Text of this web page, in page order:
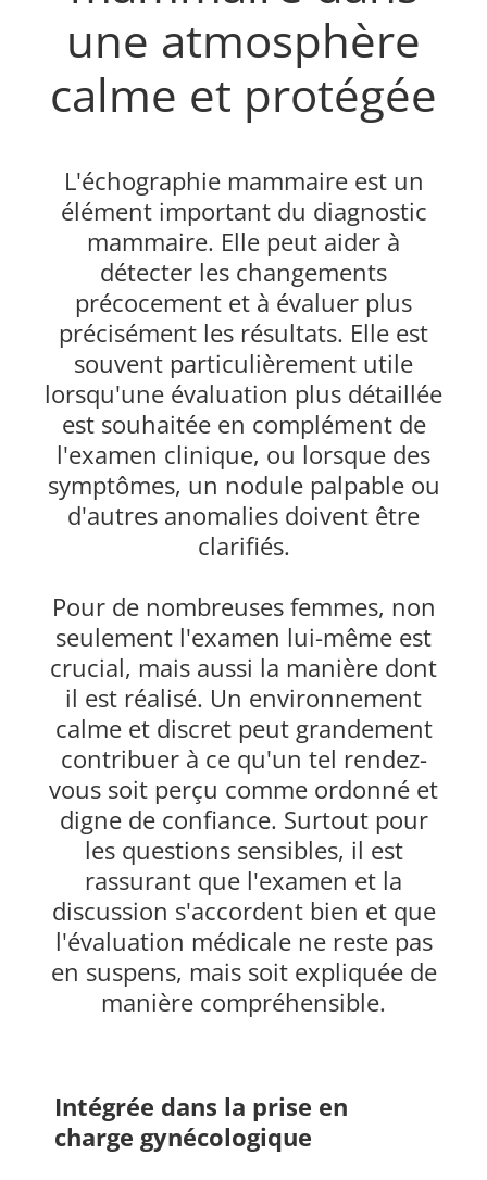
une atmosphère
calme et protégée
L'échographie mammaire est un
élément important du diagnostic
mammaire. Elle peut aider à
détecter les changements
précocement et à évaluer plus
précisément les résultats. Elle est
souvent particulièrement utile
lorsqu'une évaluation plus détaillée
est souhaitée en complément de
l'examen clinique, ou lorsque des
symptômes, un nodule palpable ou
d'autres anomalies doivent être
clarifiés.
Pour de nombreuses femmes, non
seulement l'examen lui-même est
crucial, mais aussi la manière dont
il est réalisé. Un environnement
calme et discret peut grandement
contribuer à ce qu'un tel rendez-
vous soit perçu comme ordonné et
digne de confiance. Surtout pour
les questions sensibles, il est
rassurant que l'examen et la
discussion s'accordent bien et que
l'évaluation médicale ne reste pas
en suspens, mais soit expliquée de
manière compréhensible.
Intégrée dans la prise en
charge gynécologique